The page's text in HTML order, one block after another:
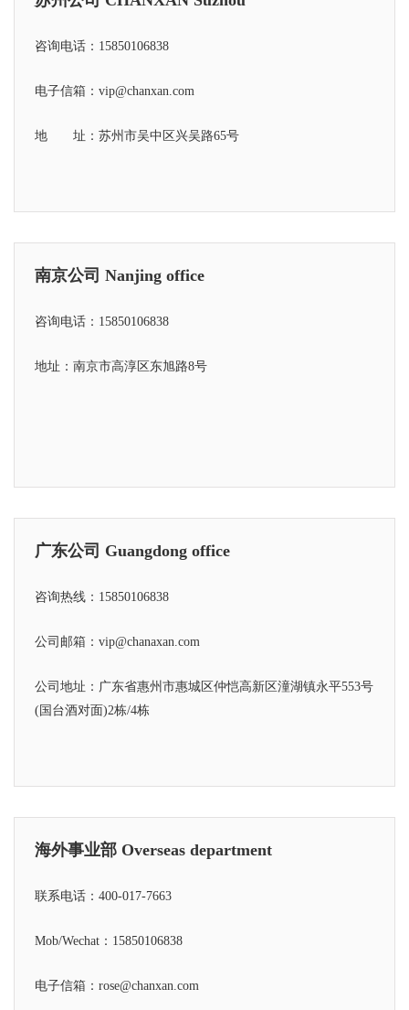
咨询电话：15850106838
电子信箱：vip@chanxan.com
地 址：苏州市吴中区兴吴路65号
南京公司 Nanjing office
咨询电话：15850106838
地址：南京市高淳区东旭路8号
广东公司 Guangdong office
咨询热线：15850106838
公司邮箱：vip@chanaxan.com
公司地址：广东省惠州市惠城区仲恺高新区潼湖镇永平553号
(国台酒对面)2栋/4栋
海外事业部 Overseas department
联系电话：400-017-7663
Mob/Wechat： 15850106838
电子信箱：rose@chanxan.com